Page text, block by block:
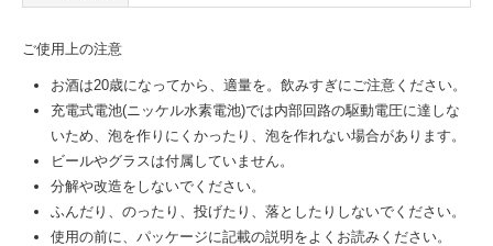
ご使用上の注意
お酒は20歳になってから、適量を。飲みすぎにご注意ください。
充電式電池(ニッケル水素電池)では内部回路の駆動電圧に達しな
いため、泡を作りにくかったり、泡を作れない場合があります。
ビールやグラスは付属していません。
分解や改造をしないでください。
ふんだり、のったり、投げたり、落としたりしないでください。
使用の前に、パッケージに記載の説明をよくお読みください。